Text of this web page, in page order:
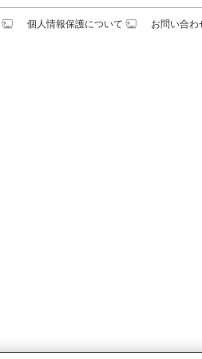
個人情報保護について お問い合わ